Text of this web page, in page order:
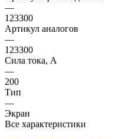
—
123300
Артикул аналогов
—
123300
Сила тока, А
—
200
Тип
—
Экран
Все характеристики